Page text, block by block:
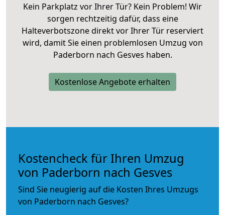
Kein Parkplatz vor Ihrer Tür? Kein Problem! Wir
sorgen rechtzeitig dafür, dass eine
Halteverbotszone direkt vor Ihrer Tür reserviert
wird, damit Sie einen problemlosen Umzug von
Paderborn nach Gesves haben.
Kostenlose Angebote erhalten
Kostencheck für Ihren Umzug
von Paderborn nach Gesves
Sind Sie neugierig auf die Kosten Ihres Umzugs
von Paderborn nach Gesves?